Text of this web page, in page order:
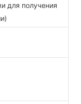
для получения